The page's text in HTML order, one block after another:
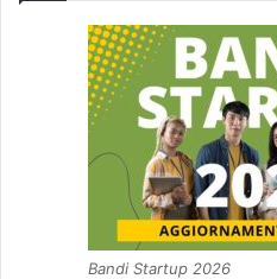
Bandi Startup 2026